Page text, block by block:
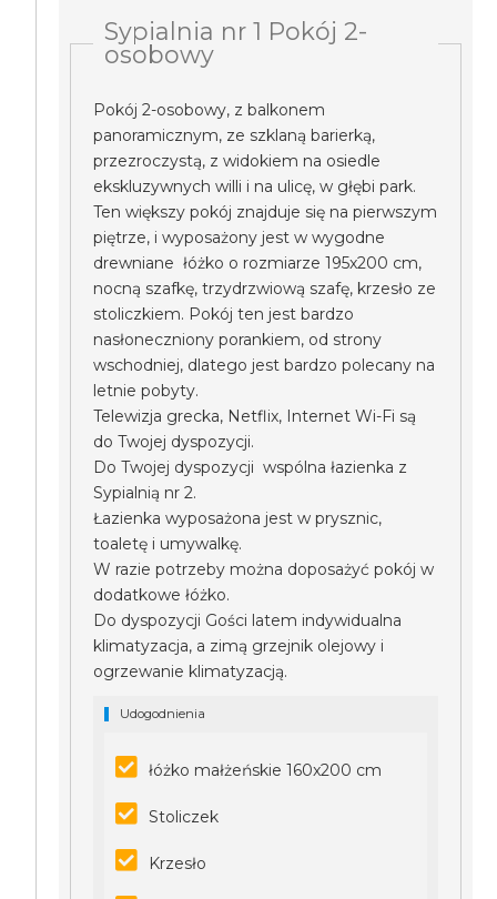
Sypialnia nr 1 Pokój 2-
osobowy
Pokój 2-osobowy, z balkonem
panoramicznym, ze szklaną barierką,
przezroczystą, z widokiem na osiedle
ekskluzywnych willi i na ulicę, w głębi park.
Ten większy pokój znajduje się na pierwszym
piętrze, i wyposażony jest w wygodne
drewniane łóżko o rozmiarze 195x200 cm,
nocną szafkę, trzydrzwiową szafę, krzesło ze
stoliczkiem. Pokój ten jest bardzo
nasłoneczniony porankiem, od strony
wschodniej, dlatego jest bardzo polecany na
letnie pobyty.
Telewizja grecka, Netflix, Internet Wi-Fi są
do Twojej dyspozycji.
Do Twojej dyspozycji wspólna łazienka z
Sypialnią nr 2.
Łazienka wyposażona jest w prysznic,
toaletę i umywalkę.
W razie potrzeby można doposażyć pokój w
dodatkowe łóżko.
Do dyspozycji Gości latem indywidualna
klimatyzacja, a zimą grzejnik olejowy i
ogrzewanie klimatyzacją.
Udogodnienia
łóżko małżeńskie 160x200 cm
Stoliczek
Krzesło